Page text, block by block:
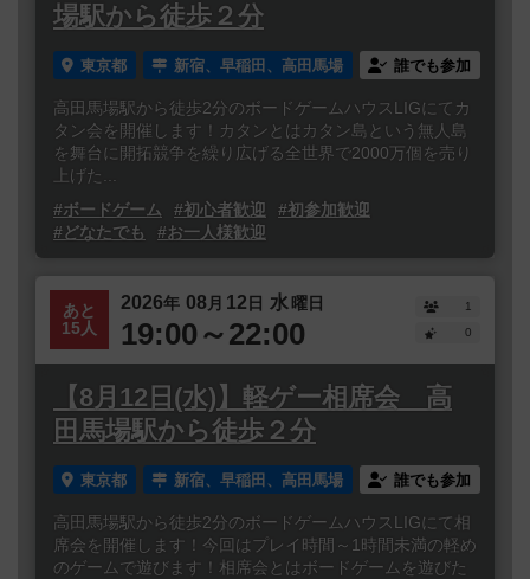
場駅から徒歩２分
東京都 新宿、早稲田、高田馬場 誰でも参加
高田馬場駅から徒歩2分のボードゲームハウスLIGにてカ
タン会を開催します！カタンとはカタン島という無人島
を舞台に開拓競争を繰り広げる全世界で2000万個を売り
上げた...
#ボードゲーム
#初心者歓迎
#初参加歓迎
#どなたでも
#お一人様歓迎
あと
15人
2026年 08 月 12日 水曜日
19:00～22:00
1
0
【8月12日(水)】軽ゲー相席会 高
田馬場駅から徒歩２分
東京都 新宿、早稲田、高田馬場 誰でも参加
高田馬場駅から徒歩2分のボードゲームハウスLIGにて相
席会を開催します！今回はプレイ時間～1時間未満の軽め
のゲームで遊びます！相席会とはボードゲームを遊びた